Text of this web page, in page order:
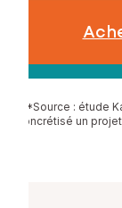
*Source : étude
concrétisé un